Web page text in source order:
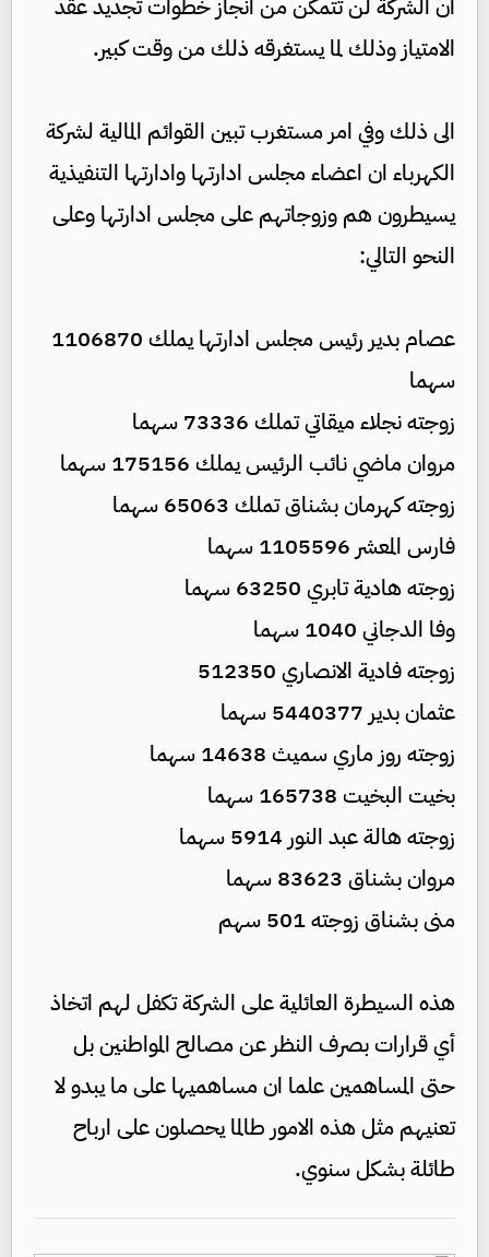
ان الشركة لن تتمكن من انجاز خطوات تجديد عقد
الامتياز وذلك لما يستغرقه ذلك من وقت كبير.
الى ذلك وفي امر مستغرب تبين القوائم المالية لشركة
الكهرباء ان اعضاء مجلس ادارتها وادارتها التنفيذية
يسيطرون هم وزوجاتهم على مجلس ادارتها وعلى
النحو التالي:
عصام بدير رئيس مجلس ادارتها يملك 1106870
سهما
زوجته نجلاء ميقاتي تملك 73336 سهما
مروان ماضي نائب الرئيس يملك 175156 سهما
زوجته كهرمان بشناق تملك 65063 سهما
فارس المعشر 1105596 سهما
زوجته هادية تابري 63250 سهما
وفا الدجاني 1040 سهما
زوجته فادية الانصاري 512350
عثمان بدير 5440377 سهما
زوجته روز ماري سميث 14638 سهما
بخيت البخيت 165738 سهما
زوجته هالة عبد النور 5914 سهما
مروان بشناق 83623 سهما
منى بشناق زوجته 501 سهم
هذه السيطرة العائلية على الشركة تكفل لهم اتخاذ
أي قرارات بصرف النظر عن مصالح المواطنين بل
حتى المساهمين علما ان مساهميها على ما يبدو لا
تعنيهم مثل هذه الامور طالما يحصلون على ارباح
طائلة بشكل سنوي.